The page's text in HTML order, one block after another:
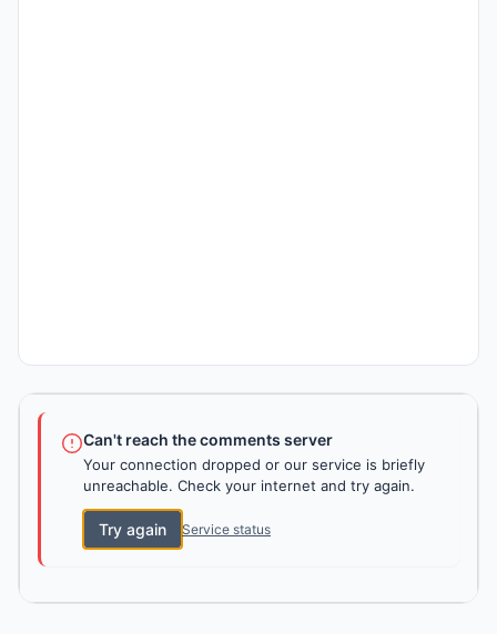
Can't reach the comments server
Your connection dropped or our service is briefly
unreachable. Check your internet and try again.
Try again Service status